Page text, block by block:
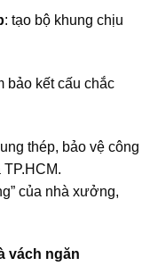
: tạo bộ khung chịu
bảo kết cấu chắc
thép, bảo vệ công
của nhà xưởng,
vách ngăn